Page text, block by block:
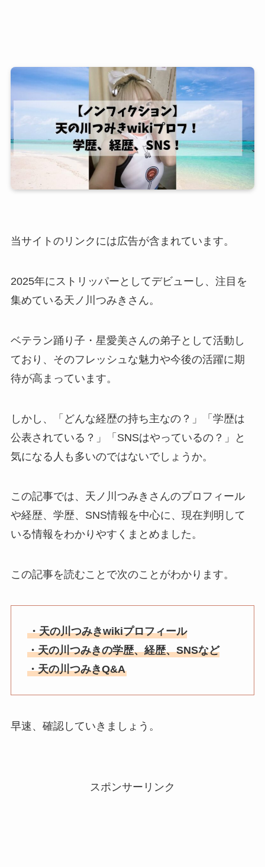
当サイトのリンクには広告が含まれています。
2025年にストリッパーとしてデビューし、注目を
集めている天ノ川つみきさん。
ベテラン踊り子・星愛美さんの弟子として活動し
ており、そのフレッシュな魅力や今後の活躍に期
待が高まっています。
しかし、「どんな経歴の持ち主なの？」「学歴は
公表されている？」「SNSはやっているの？」と
気になる人も多いのではないでしょうか。
この記事では、天ノ川つみきさんのプロフィール
や経歴、学歴、SNS情報を中心に、現在判明して
いる情報をわかりやすくまとめました。
この記事を読むことで次のことがわかります。
・天の川つみきwikiプロフィール
・天の川つみきの学歴、経歴、SNSなど
・天の川つみきQ&A
早速、確認していきましょう。
スポンサーリンク